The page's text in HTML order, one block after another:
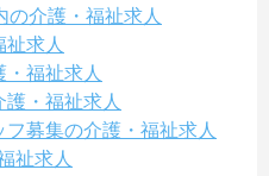
の介護・福祉求人
求人
福祉求人
・福祉求人
募集の介護・福祉求人
祉求人